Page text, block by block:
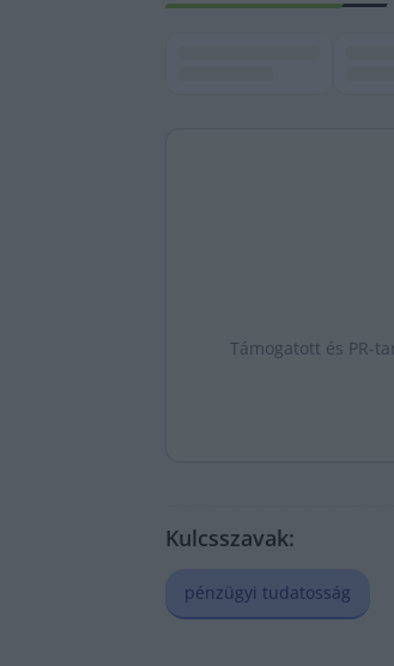
Támogatott és PR-
Kulcsszavak:
pénzügyi tudatosság